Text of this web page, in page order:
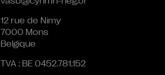
12 rue de Nimy
7000 Mons
Belgique
TVA : BE 0452.781.152